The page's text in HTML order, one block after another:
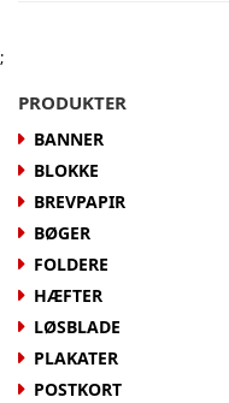
;
PRODUKTER
BANNER
BLOKKE
BREVPAPIR
BØGER
FOLDERE
HÆFTER
LØSBLADE
PLAKATER
POSTKORT